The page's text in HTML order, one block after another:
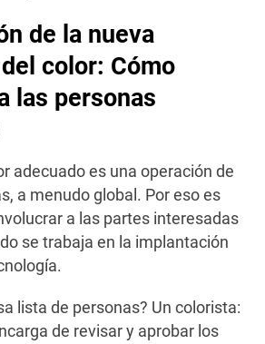
de la nueva
color: Cómo
las personas
adecuado es una operación de
a menudo global. Por eso es
a las partes interesadas
se trabaja en la implantación
lista de personas? Un colorista:
de revisar y aprobar los